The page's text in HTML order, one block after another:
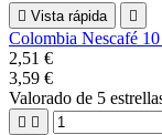
 Vista rápida 
Colombia Nescafé
2,51 €
3,59 €
Valorado de 5
 